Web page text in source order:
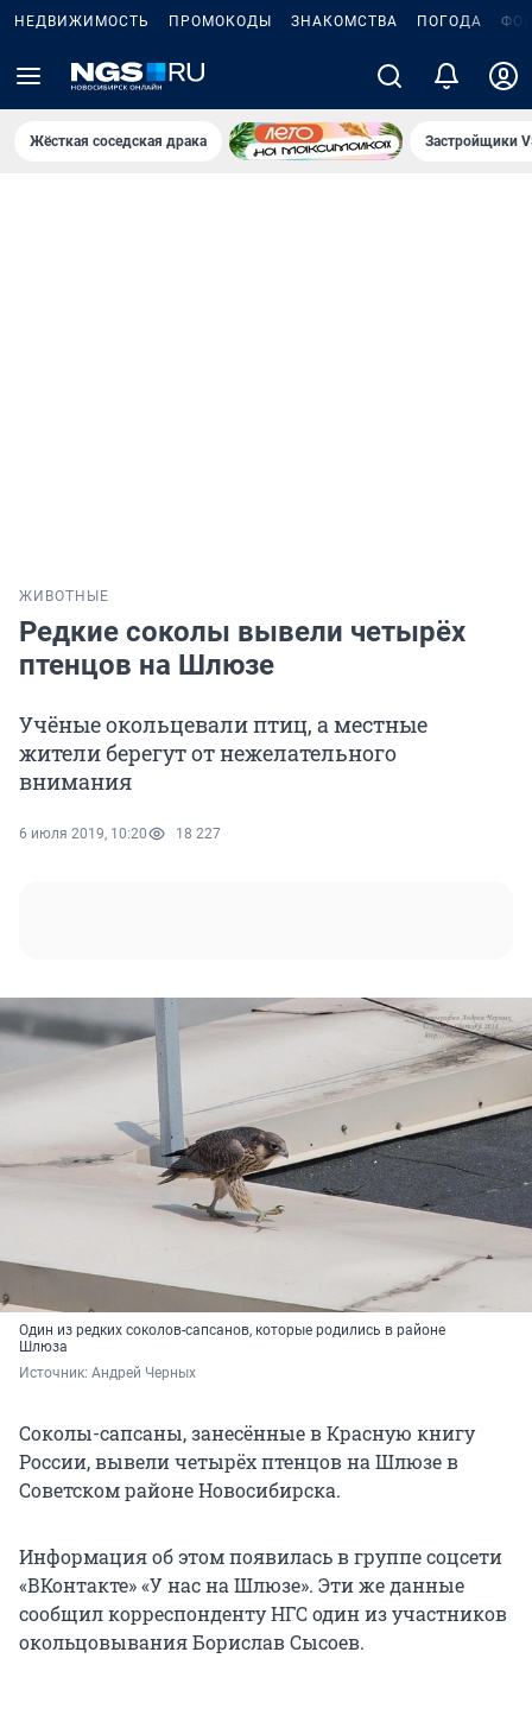
НЕДВИЖИМОСТЬ ПРОМОКОДЫ ЗНАКОМСТВА ПОГОДА
Жёсткая соседская драка Застройщики
ЖИВОТНЫЕ
Редкие соколы вывели четырёх
птенцов на Шлюзе
Учёные окольцевали птиц, а местные
жители берегут от нежелательного
внимания
6 июля 2019, 10:20 18 227
Один из редких соколов-сапсанов, которые родились в районе
Шлюза
Источник: Андрей Черных
Соколы-сапсаны, занесённые в Красную книгу
России, вывели четырёх птенцов на Шлюзе в
Советском районе Новосибирска.
Информация об этом появилась в группе соцсети
«ВКонтакте» «У нас на Шлюзе». Эти же данные
сообщил корреспонденту НГС один из участников
окольцовывания Борислав Сысоев.